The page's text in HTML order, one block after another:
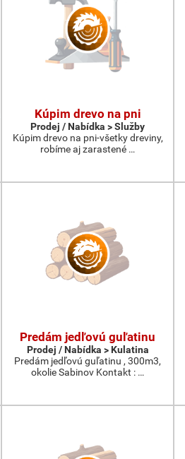
Kúpim drevo na pni
Prodej / Nabídka > Služby
Kúpim drevo na pni-všetky dreviny,
robíme aj zarastené …
Predám jedľovú guľatinu
Prodej / Nabídka > Kulatina
Predám jedľovú guľatinu , 300m3,
okolie Sabinov Kontakt : …